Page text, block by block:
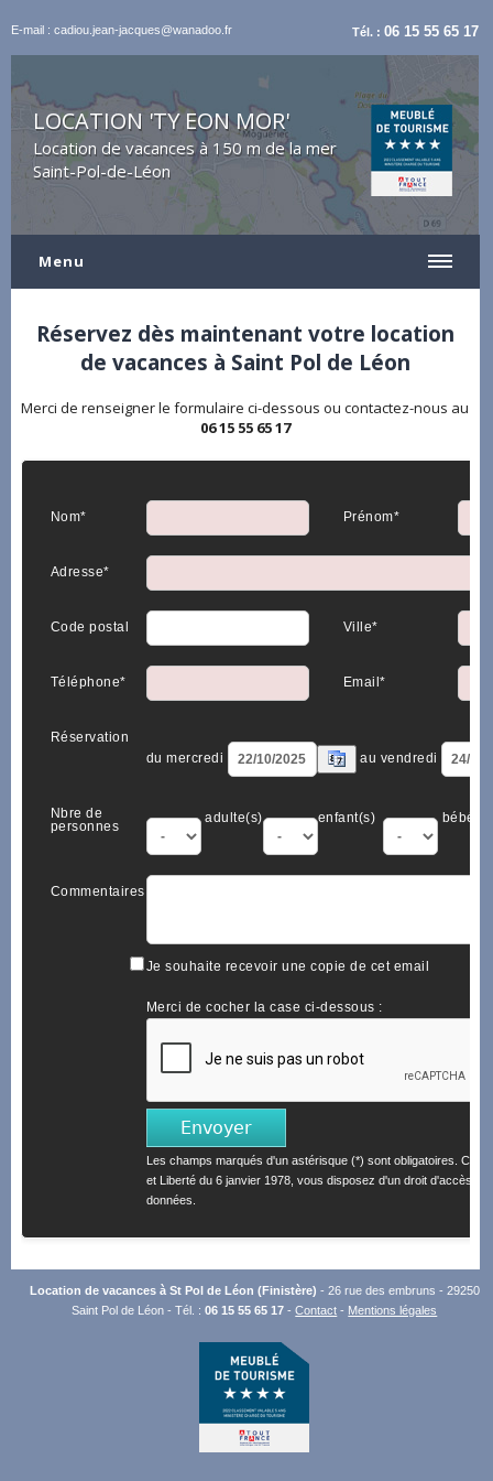
E-mail : cadiou.jean-jacques@wanadoo.fr Tél. :06 15 55 65 17
LOCATION 'TY EON MOR'
Location de vacances à 150 m de la mer
Saint-Pol-de-Léon
Menu
Réservez dès maintenant votre location
de vacances à Saint Pol de Léon
Merci de renseigner le formulaire ci-dessous ou contactez-nous au
06 15 55 65 17
Nom* Prénom*
Adresse*
Code postal Ville*
Téléphone* Email*
Réservation
du mercredi
au vendredi
Nbre de
personnes
adulte(s) enfant(s) bébé(s)
Commentaires
Je souhaite recevoir une copie de cet email
Merci de cocher la case ci-dessous :
Les champs marqués d'un astérisque (*) sont obligatoires.
et Liberté du 6 janvier 1978, vous disposez d'un droit d'accès et
données.
Location de vacances à St Pol de Léon (Finistère) - 26 rue des embruns - 29250
Saint Pol de Léon - Tél. :06 15 55 65 17 -Contact - Mentions légales